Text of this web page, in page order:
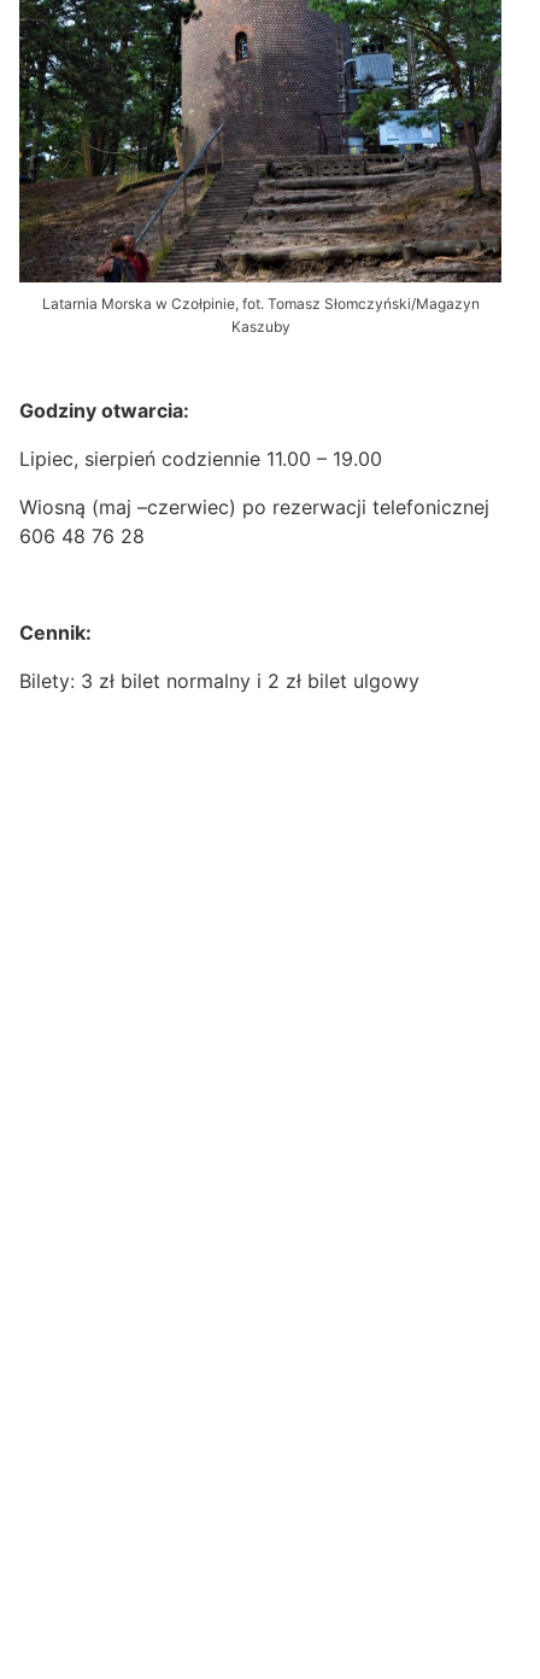
Latarnia Morska w Czołpinie, fot. Tomasz Słomczyński/Magazyn
Kaszuby
Godziny otwarcia:
Lipiec, sierpień codziennie 11.00 – 19.00
Wiosną (maj –czerwiec) po rezerwacji telefonicznej
606 48 76 28
Cennik:
Bilety: 3 zł bilet normalny i 2 zł bilet ulgowy